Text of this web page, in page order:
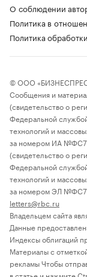
О соблюдении
Политика в
Политика
© ООО
Сообщения и
(свидетельство о
Федеральной
технологий и
за номером ИА
(свидетельство о
Федеральной
технологий и
за номером ЭЛ
letters@rbc.ru
Владельцем сайта
Данные
Индексы облигаций
Материалы с
рекламы Чтобы
в статье и нажмите